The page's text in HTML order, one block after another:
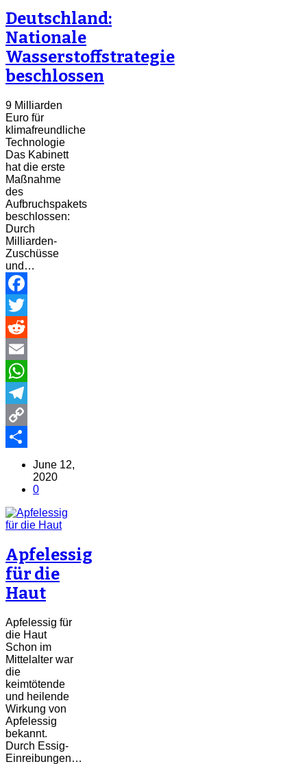
Deutschland:
Nationale
Wasserstoffstrategie
beschlossen
9 Milliarden
Euro für
klimafreundliche
Technologie
Das Kabinett
hat die erste
Maßnahme
des
Aufbruchspakets
beschlossen:
Durch
Milliarden-
Zuschüsse
und…
Facebook
Twitter
Reddit
Email
WhatsApp
Telegram
Copy
June 12,
2020
0
Apfelessig
für die
Haut
Apfelessig für
die Haut
Schon im
Mittelalter war
die
keimtötende
und heilende
Wirkung von
Apfelessig
bekannt.
Durch Essig-
Einreibungen…